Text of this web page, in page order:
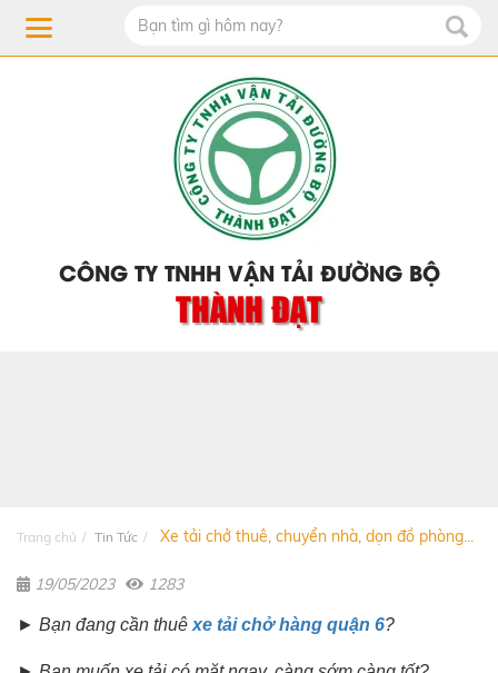
CÔNG TY TNHH VẬN TẢI ĐƯỜNG BỘ
THÀNH ĐẠT
Trang chủ Tin Tức Xe tải chở thuê, chuyển nhà, dọn đồ phòng...
19/05/2023 1283
► Bạn đang cần thuê xe tải chở hàng quận 6?